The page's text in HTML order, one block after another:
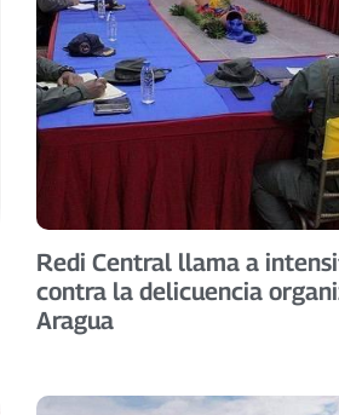
Redi Central llama a
contra la delicuencia
Aragua